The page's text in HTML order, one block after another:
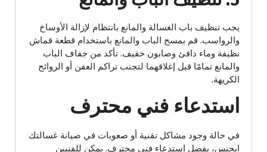
يجب تنظيف باب الغسالة والمانع بانتظام لإزالة الأوساخ
والرواسب. قم بمسح الباب والمانع باستخدام قطعة قماش
نظيفة وماء دافئ وصابون خفيف. تأكد من جفاف الباب
والمانع تمامًا قبل إغلاقهما لتجنب تراكم العفن أو الروائح
الكريهة.
استدعاء فني محترف
في حالة وجود مشاكل تقنية أو صعوبات في صيانة غسالتك
ايجنس، يفضل استدعاء فني محترف. يمكن للفنيين